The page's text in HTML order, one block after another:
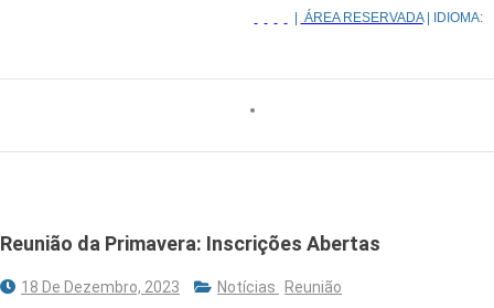
ÁREA RESERVADA| IDIOMA:
Reunião da Primavera: Inscrições Abertas
18 De Dezembro, 2023 Notícias Reunião